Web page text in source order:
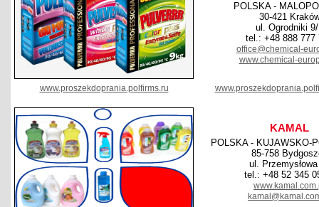
POLSKA -
30-421
ul. Ogrodniki
tel.: +48 888 777
office@chemical-
www.chemical-
www.proszekdoprania.polfirms.ru
KAMAL
POLSKA - KUJAWSKO-
85-758
ul.
tel.: +48 52 345